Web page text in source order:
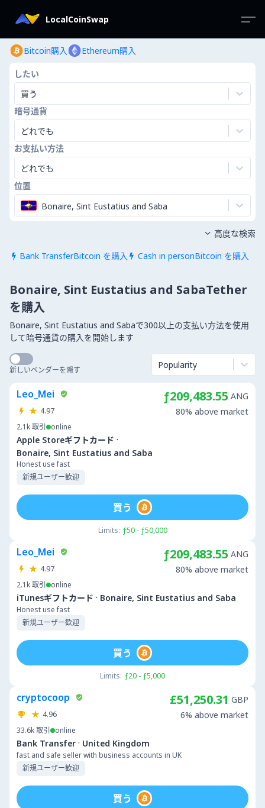
LocalCoinSwap
Bitcoin購入 Ethereum購入
したい
買う
暗号通貨
どれでも
お支払い方法
どれでも
位置
Bonaire, Sint Eustatius and Saba
 Bank TransferBitcoin を購入  Cash in personBitcoin を購入
 高度な検索
Bonaire, Sint Eustatius and SabaTether
を購入
Bonaire, Sint Eustatius and Sabaで300以上の支払い方法を使用
して暗号通貨の購入を開始します
新しいベンダーを隠す Popularity
Leo_Mei
4.97
2.1k取引 online
Apple Storeギフトカード ·
Bonaire, Sint Eustatius and Saba
Honest use fast
新規ユーザー歓迎
ƒ209,483.55 ANG
80% above market
Limits: ƒ50 - ƒ50,000
買う
Leo_Mei
4.97
2.1k取引 online
iTunesギフトカード · Bonaire, Sint Eustatius and Saba
Honest use fast
新規ユーザー歓迎
ƒ209,483.55 ANG
80% above market
Limits: ƒ20 - ƒ5,000
買う
cryptocoop
4.96
33.6k取引 online
Bank Transfer · United Kingdom
fast and safe seller with business accounts in UK
新規ユーザー歓迎
£51,250.31 GBP
6% above market
買う